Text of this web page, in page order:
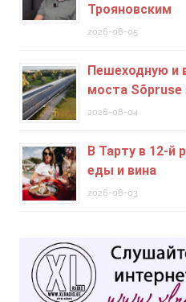
Трояновским
2026-08-05
Пешеходную и
моста Sõpruse
2026-08-04
В Тарту в 12-й
еды и вина
2026-08-03